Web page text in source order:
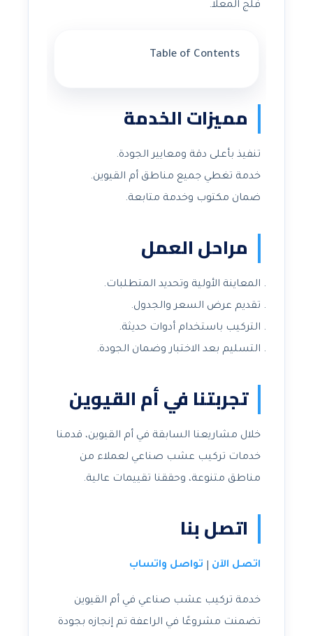
فلج المعلا.
Table of Contents
مميزات الخدمة
تنفيذ بأعلى دقة ومعايير الجودة.
خدمة تغطي جميع مناطق أم القيوين.
ضمان مكتوب وخدمة متابعة.
مراحل العمل
المعاينة الأولية وتحديد المتطلبات.
تقديم عرض السعر والجدول.
التركيب باستخدام أدوات حديثة.
التسليم بعد الاختبار وضمان الجودة.
تجربتنا في أم القيوين
خلال مشاريعنا السابقة في أم القيوين، قدمنا
خدمات تركيب عشب صناعي لعملاء من
مناطق متنوعة، وحققنا تقييمات عالية.
اتصل بنا
اتصل الآن تواصل واتساب
خدمة تركيب عشب صناعي في أم القيوين
تضمنت مشروعًا في الراعفة تم إنجازه بجودة